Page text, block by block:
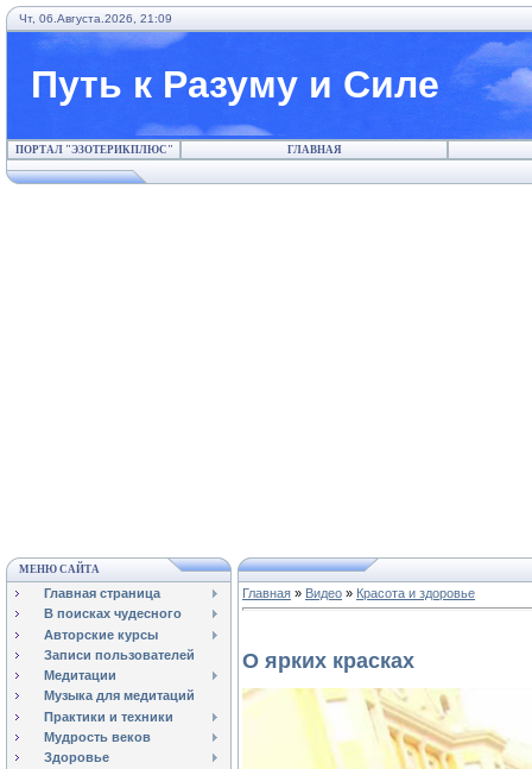
Чт, 06.Августа.2026, 21:09
Путь к Разуму и Силе
ПОРТАЛ "ЭЗОТЕРИКПЛЮС" ГЛАВНАЯ
МЕНЮ САЙТА
Главная страница
В поисках чудесного
Авторские курсы
Записи пользователей
Медитации
Музыка для медитаций
Практики и техники
Мудрость веков
Здоровье
Главная » Видео » Красота и здоровье
О ярких красках